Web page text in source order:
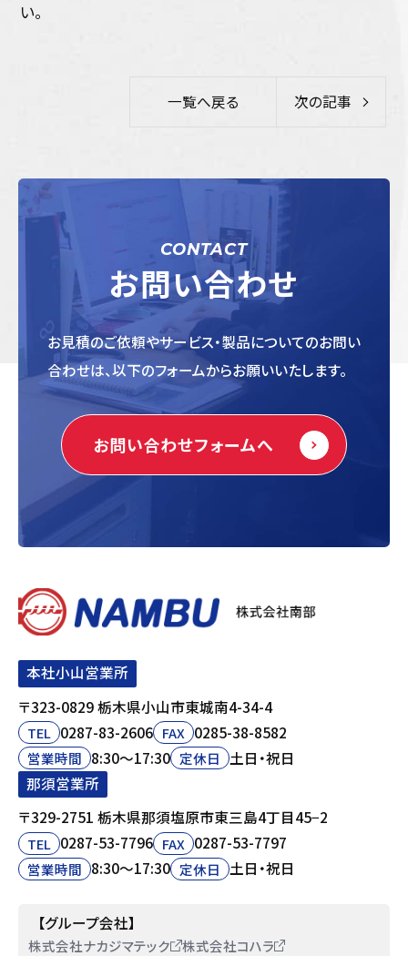
い。
一覧へ戻る 次の記事
CONTACT
お問い合わせ
お見積のご依頼やサービス・製品についてのお問い
合わせは、以下のフォームからお願いいたします。
お問い合わせフォームへ
本社小山営業所
〒323-0829 栃木県小山市東城南4-34-4
TEL 0287-83-2606 FAX 0285-38-8582
営業時間 8:30〜17:30 定休日 土日・祝日
那須営業所
〒329-2751 栃木県那須塩原市東三島4丁目45−2
TEL 0287-53-7796 FAX 0287-53-7797
営業時間 8:30〜17:30 定休日 土日・祝日
【グループ会社】
株式会社ナカジマテック 株式会社コハラ